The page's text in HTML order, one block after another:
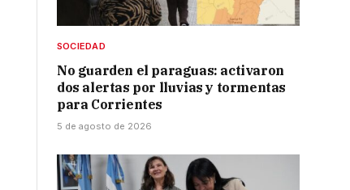
SOCIEDAD
No guarden el paraguas: activaron
dos alertas por lluvias y tormentas
para Corrientes
5 de agosto de 2026